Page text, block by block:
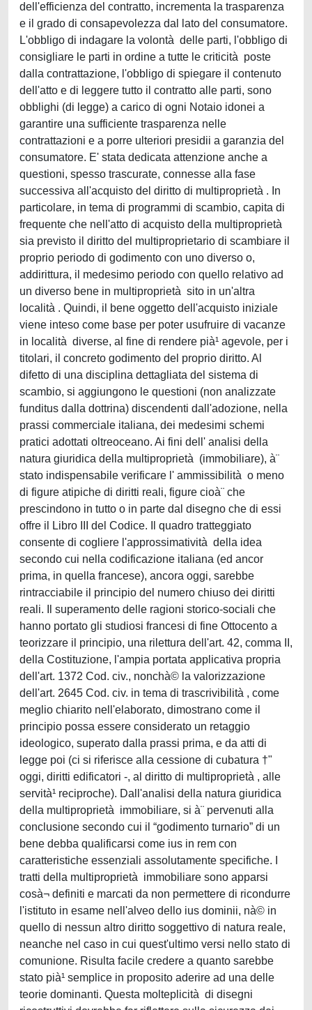
dell'efficienza del contratto, incrementa la trasparenza
e il grado di consapevolezza dal lato del consumatore.
L'obbligo di indagare la volontà delle parti, l'obbligo di
consigliare le parti in ordine a tutte le criticità poste
dalla contrattazione, l'obbligo di spiegare il contenuto
dell'atto e di leggere tutto il contratto alle parti, sono
obblighi (di legge) a carico di ogni Notaio idonei a
garantire una sufficiente trasparenza nelle
contrattazioni e a porre ulteriori presidii a garanzia del
consumatore. E' stata dedicata attenzione anche a
questioni, spesso trascurate, connesse alla fase
successiva all'acquisto del diritto di multiproprietà . In
particolare, in tema di programmi di scambio, capita di
frequente che nell'atto di acquisto della multiproprietà
sia previsto il diritto del multiproprietario di scambiare il
proprio periodo di godimento con uno diverso o,
addirittura, il medesimo periodo con quello relativo ad
un diverso bene in multiproprietà sito in un'altra
località . Quindi, il bene oggetto dell'acquisto iniziale
viene inteso come base per poter usufruire di vacanze
in località diverse, al fine di rendere pià¹ agevole, per i
titolari, il concreto godimento del proprio diritto. Al
difetto di una disciplina dettagliata del sistema di
scambio, si aggiungono le questioni (non analizzate
funditus dalla dottrina) discendenti dall'adozione, nella
prassi commerciale italiana, dei medesimi schemi
pratici adottati oltreoceano. Ai fini dell' analisi della
natura giuridica della multiproprietà (immobiliare), à¨
stato indispensabile verificare l' ammissibilità o meno
di figure atipiche di diritti reali, figure cioà¨ che
prescindono in tutto o in parte dal disegno che di essi
offre il Libro III del Codice. Il quadro tratteggiato
consente di cogliere l'approssimatività della idea
secondo cui nella codificazione italiana (ed ancor
prima, in quella francese), ancora oggi, sarebbe
rintracciabile il principio del numero chiuso dei diritti
reali. Il superamento delle ragioni storico-sociali che
hanno portato gli studiosi francesi di fine Ottocento a
teorizzare il principio, una rilettura dell'art. 42, comma II,
della Costituzione, l'ampia portata applicativa propria
dell'art. 1372 Cod. civ., nonchà© la valorizzazione
dell'art. 2645 Cod. civ. in tema di trascrivibilità , come
meglio chiarito nell'elaborato, dimostrano come il
principio possa essere considerato un retaggio
ideologico, superato dalla prassi prima, e da atti di
legge poi (ci si riferisce alla cessione di cubatura †"
oggi, diritti edificatori -, al diritto di multiproprietà , alle
servità¹ reciproche). Dall'analisi della natura giuridica
della multiproprietà immobiliare, si à¨ pervenuti alla
conclusione secondo cui il “godimento turnario” di un
bene debba qualificarsi come ius in rem con
caratteristiche essenziali assolutamente specifiche. I
tratti della multiproprietà immobiliare sono apparsi
cosà¬ definiti e marcati da non permettere di ricondurre
l'istituto in esame nell'alveo dello ius dominii, nà© in
quello di nessun altro diritto soggettivo di natura reale,
neanche nel caso in cui quest'ultimo versi nello stato di
comunione. Risulta facile credere a quanto sarebbe
stato pià¹ semplice in proposito aderire ad una delle
teorie dominanti. Questa molteplicità di disegni